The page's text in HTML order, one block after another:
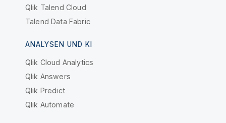
Qlik Talend Cloud
Talend Data Fabric
ANALYSEN UND KI
Qlik Cloud Analytics
Qlik Answers
Qlik Predict
Qlik Automate